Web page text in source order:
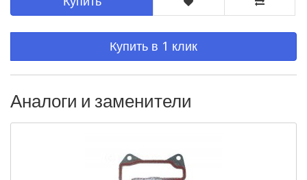
Купить в 1 клик
Аналоги и заменители